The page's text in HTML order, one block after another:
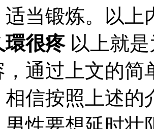
适当锻炼。以
環很疼以上就是
，通过上文的简
信按照上述的